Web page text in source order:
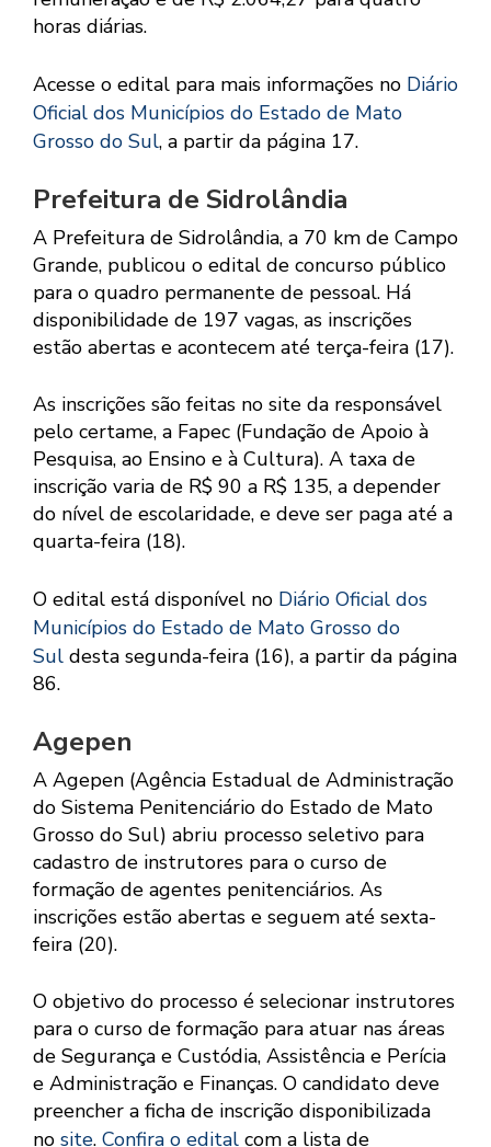
horas diárias.
Acesse o edital para mais informações no Diário
Oficial dos Municípios do Estado de Mato
Grosso do Sul, a partir da página 17.
Prefeitura de Sidrolândia
A Prefeitura de Sidrolândia, a 70 km de Campo
Grande, publicou o edital de concurso público
para o quadro permanente de pessoal. Há
disponibilidade de 197 vagas, as inscrições
estão abertas e acontecem até terça-feira (17).
As inscrições são feitas no site da responsável
pelo certame, a Fapec (Fundação de Apoio à
Pesquisa, ao Ensino e à Cultura). A taxa de
inscrição varia de R$ 90 a R$ 135, a depender
do nível de escolaridade, e deve ser paga até a
quarta-feira (18).
O edital está disponível no Diário Oficial dos
Municípios do Estado de Mato Grosso do
Sul desta segunda-feira (16), a partir da página
86.
Agepen
A Agepen (Agência Estadual de Administração
do Sistema Penitenciário do Estado de Mato
Grosso do Sul) abriu processo seletivo para
cadastro de instrutores para o curso de
formação de agentes penitenciários. As
inscrições estão abertas e seguem até sexta-
feira (20).
O objetivo do processo é selecionar instrutores
para o curso de formação para atuar nas áreas
de Segurança e Custódia, Assistência e Perícia
e Administração e Finanças. O candidato deve
preencher a ficha de inscrição disponibilizada
no site. Confira o edital com a lista de